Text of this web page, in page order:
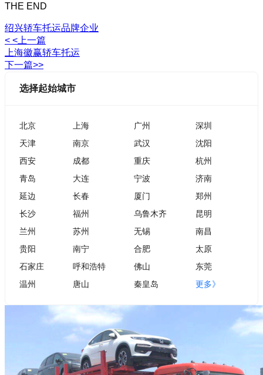
THE END
绍兴轿车托运品牌企业
< <上一篇
上海徽赢轿车托运
下一篇>>
选择起始城市
北京 上海 广州
深圳
天津
南京 武汉
沈阳
西安
成都 重庆
杭州
青岛
大连 宁波
济南
延边
长春 厦门
郑州
长沙
福州 乌鲁木齐
昆明
兰州
苏州 无锡
南昌
贵阳
南宁 合肥
太原
石家庄
呼和浩特 佛山
东莞
温州
唐山 秦皇岛 更多》